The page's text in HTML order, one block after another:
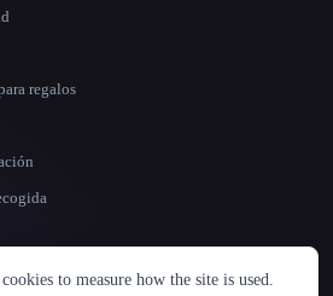
Русский 简体中文
regalos
to measure how the site is used.